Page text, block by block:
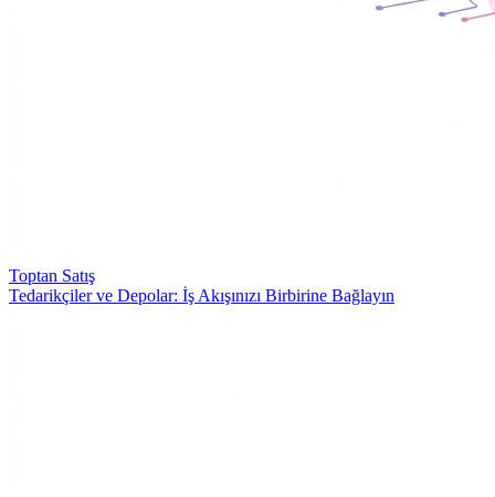
Toptan Satış
Tedarikçiler ve Depolar: İş Akışınızı Birbirine Bağlayın